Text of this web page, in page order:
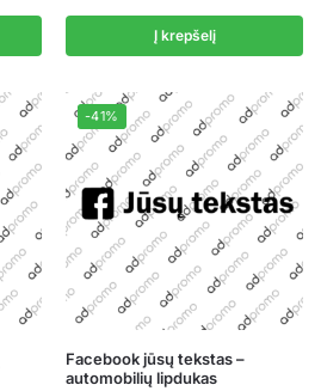
Į krepšelį
-41%
Facebook jūsų tekstas –
automobilių lipdukas